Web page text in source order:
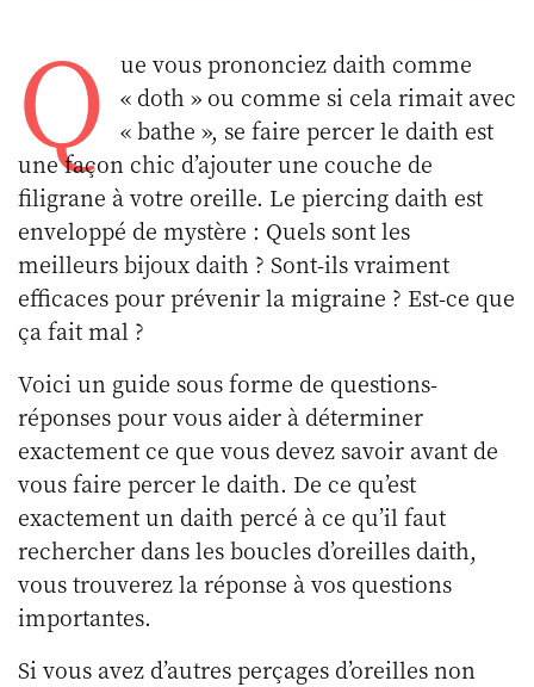
Q
ue vous prononciez daith comme
« doth » ou comme si cela rimait avec
« bathe », se faire percer le daith est
une façon chic d’ajouter une couche de
filigrane à votre oreille. Le piercing daith est
enveloppé de mystère : Quels sont les
meilleurs bijoux daith ? Sont-ils vraiment
efficaces pour prévenir la migraine ? Est-ce que
ça fait mal ?
Voici un guide sous forme de questions-
réponses pour vous aider à déterminer
exactement ce que vous devez savoir avant de
vous faire percer le daith. De ce qu’est
exactement un daith percé à ce qu’il faut
rechercher dans les boucles d’oreilles daith,
vous trouverez la réponse à vos questions
importantes.
Si vous avez d’autres perçages d’oreilles non